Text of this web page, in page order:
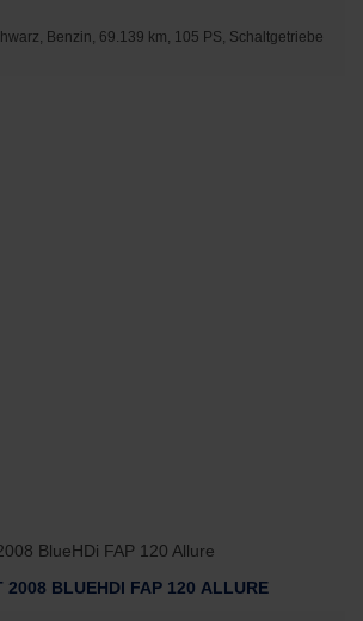
Benzin, 69.139 km, 105 PS, Schaltgetriebe
2008 BLUEHDI FAP 120 ALLURE